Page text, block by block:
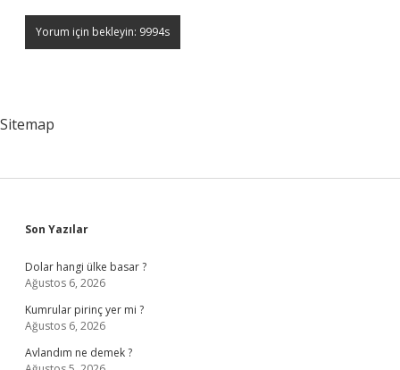
Sitemap
Sidebar
Son Yazılar
Dolar hangi ülke basar ?
Ağustos 6, 2026
Kumrular pirinç yer mi ?
Ağustos 6, 2026
Avlandım ne demek ?